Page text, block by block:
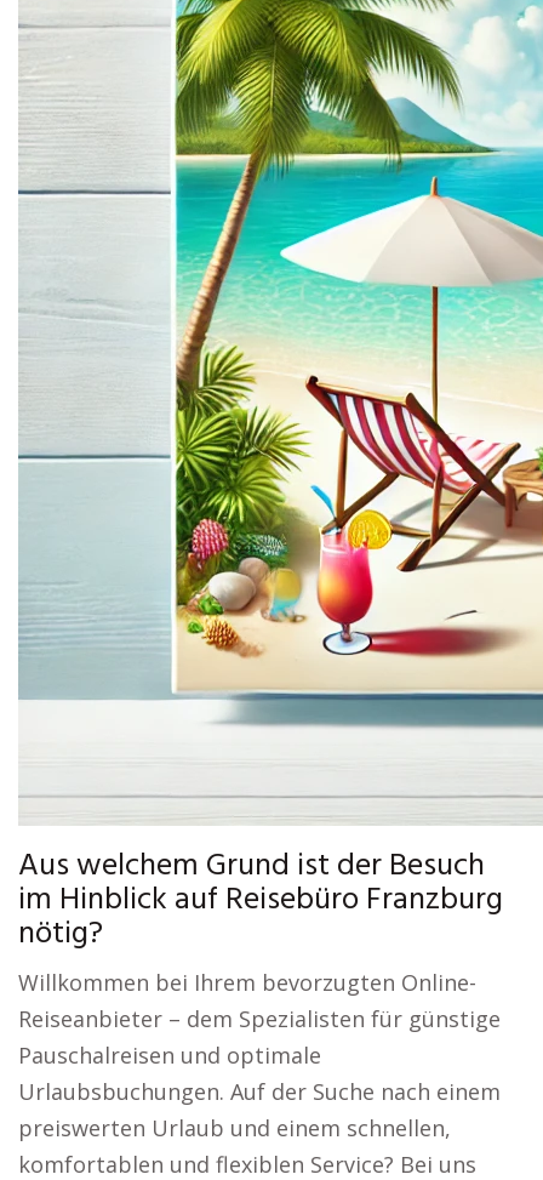
Aus welchem Grund ist der Besuch
im Hinblick auf Reisebüro Franzburg
nötig?
Willkommen bei Ihrem bevorzugten Online-
Reiseanbieter – dem Spezialisten für günstige
Pauschalreisen und optimale
Urlaubsbuchungen. Auf der Suche nach einem
preiswerten Urlaub und einem schnellen,
komfortablen und flexiblen Service? Bei uns